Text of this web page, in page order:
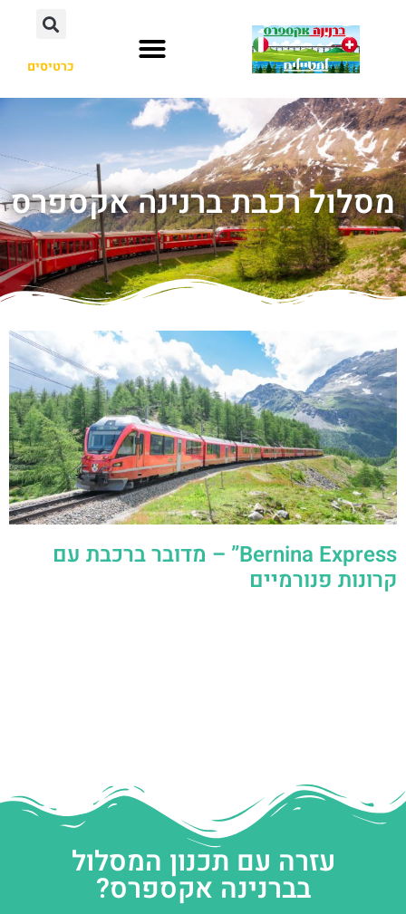
כרטיסים
מסלול רכבת ברנינה אקספרס
Bernina Express” – מדובר ברכבת עם
קרונות פנורמיים
עזרה עם תכנון המסלול
בברנינה אקספרס?